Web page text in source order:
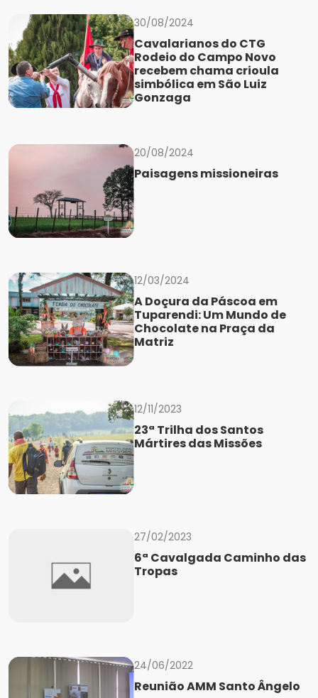
30/08/2024
Cavalarianos do CTG
Rodeio do Campo Novo
recebem chama crioula
simbólica em São Luiz
Gonzaga
20/08/2024
Paisagens missioneiras
12/03/2024
A Doçura da Páscoa em
Tuparendi: Um Mundo de
Chocolate na Praça da
Matriz
12/11/2023
23ª Trilha dos Santos
Mártires das Missões
27/02/2023
6ª Cavalgada Caminho das
Tropas
24/06/2022
Reunião AMM Santo Ângelo